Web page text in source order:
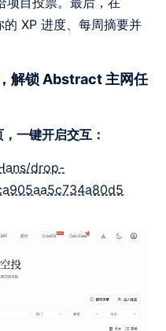
的 XP 进度、每周摘要并
解锁 Abstract 主网任
一键开启交互：
drop-